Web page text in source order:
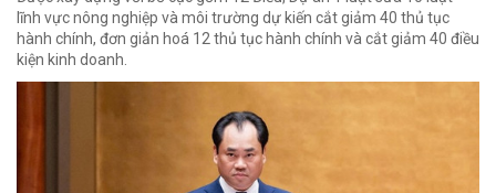
lĩnh vực nông nghiệp và môi trường dự kiến cắt giảm 40 thủ tục
hành chính, đơn giản hoá 12 thủ tục hành chính và cắt giảm 40 điều
kiện kinh doanh.